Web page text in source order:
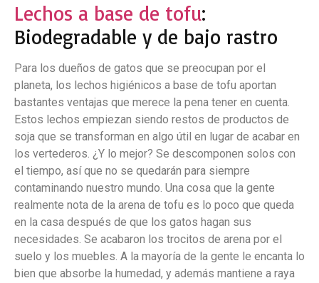
Lechos a base de tofu:
Biodegradable y de bajo rastro
Para los dueños de gatos que se preocupan por el
planeta, los lechos higiénicos a base de tofu aportan
bastantes ventajas que merece la pena tener en cuenta.
Estos lechos empiezan siendo restos de productos de
soja que se transforman en algo útil en lugar de acabar en
los vertederos. ¿Y lo mejor? Se descomponen solos con
el tiempo, así que no se quedarán para siempre
contaminando nuestro mundo. Una cosa que la gente
realmente nota de la arena de tofu es lo poco que queda
en la casa después de que los gatos hagan sus
necesidades. Se acabaron los trocitos de arena por el
suelo y los muebles. A la mayoría de la gente le encanta lo
bien que absorbe la humedad, y además mantiene a raya